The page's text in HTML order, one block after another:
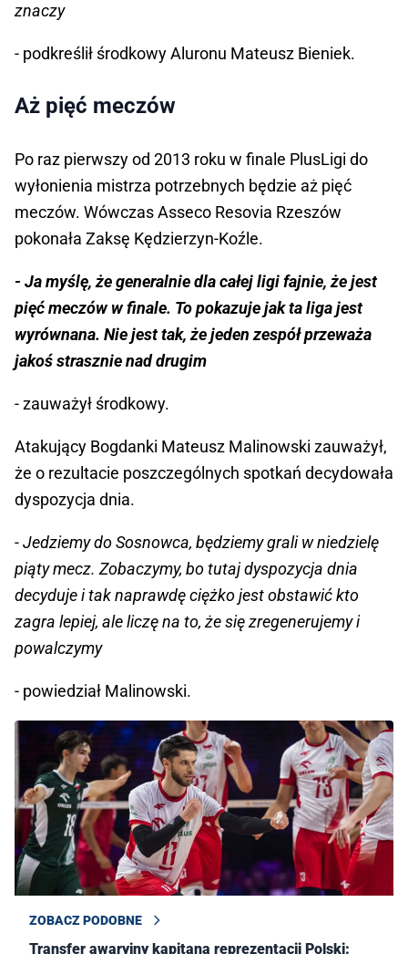
znaczy
- podkreślił środkowy Aluronu Mateusz Bieniek.
Aż pięć meczów
Po raz pierwszy od 2013 roku w finale PlusLigi do
wyłonienia mistrza potrzebnych będzie aż pięć
meczów. Wówczas Asseco Resovia Rzeszów
pokonała Zaksę Kędzierzyn-Koźle.
- Ja myślę, że generalnie dla całej ligi fajnie, że jest
pięć meczów w finale. To pokazuje jak ta liga jest
wyrównana. Nie jest tak, że jeden zespół przeważa
jakoś strasznie nad drugim
- zauważył środkowy.
Atakujący Bogdanki Mateusz Malinowski zauważył,
że o rezultacie poszczególnych spotkań decydowała
dyspozycja dnia.
- Jedziemy do Sosnowca, będziemy grali w niedzielę
piąty mecz. Zobaczymy, bo tutaj dyspozycja dnia
decyduje i tak naprawdę ciężko jest obstawić kto
zagra lepiej, ale liczę na to, że się zregenerujemy i
powalczymy
- powiedział Malinowski.
ZOBACZ PODOBNE
Transfer awaryjny kapitana reprezentacji Polski: